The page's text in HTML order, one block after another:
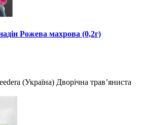
Рожева махрова (0,2г)
(Україна) Дворічна трав’яниста